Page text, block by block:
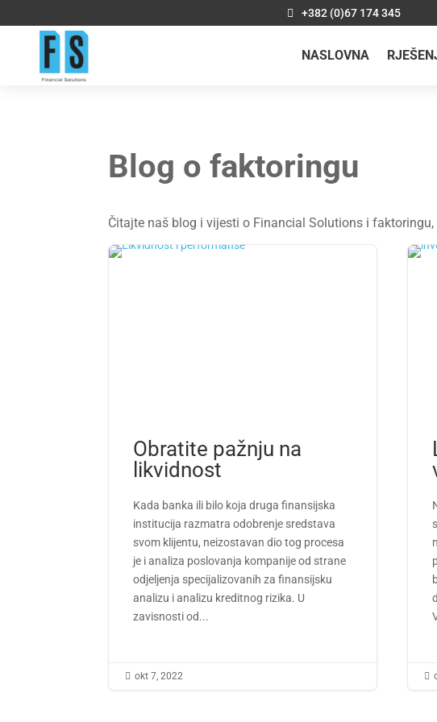
+382 (0)67 174 345
NASLOVNA
Blog o faktoringu
Čitajte naš blog i vijesti o Financial Solutions i
Obratite pažnju na
likvidnost
Kada banka ili bilo koja druga finansijska
institucija razmatra odobrenje sredstava
svom klijentu, neizostavan dio tog procesa
je i analiza poslovanja kompanije od strane
odjeljenja specijalizovanih za finansijsku
analizu i analizu kreditnog rizika. U
zavisnosti od...
 okt 7, 2022 